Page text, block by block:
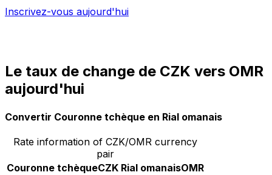
Inscrivez-vous aujourd'hui
Le taux de change de CZK vers OMR
aujourd'hui
Convertir Couronne tchèque en Rial omanais
Rate information of CZK/OMR currency
pair
Couronne tchèqueCZK Rial omanaisOMR